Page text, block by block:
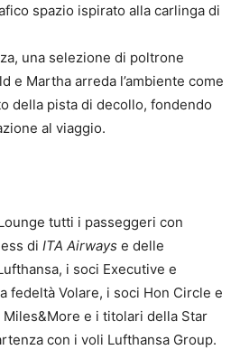
spazio ispirato alla carlinga di
una selezione di poltrone
e Martha arreda l’ambiente come
della pista di decollo, fondendo
al viaggio.
tutti i passeggeri con
di ITA Airways e delle
i soci Executive e
fedeltà Volare, i soci Hon Circle e
e i titolari della Star
con i voli Lufthansa Group.